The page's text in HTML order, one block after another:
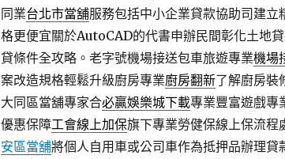
同業台北市當舖服務包括中小企業貸款協助司建立
格更便宜關於AutoCAD的代書申辦民間彰化土地
貸條件全攻略。老字號機場接送包車旅遊專業機場
案改造規格輕鬆升級廚房專業廚房翻新了解廚房裝
大同區當舖專家合必贏娛樂城下載專業豐富遊戲專
優惠保障工會線上加保旗下專業勞健保線上保流程
安區當舖將個人自用車或公司車作為抵押品辦理貸